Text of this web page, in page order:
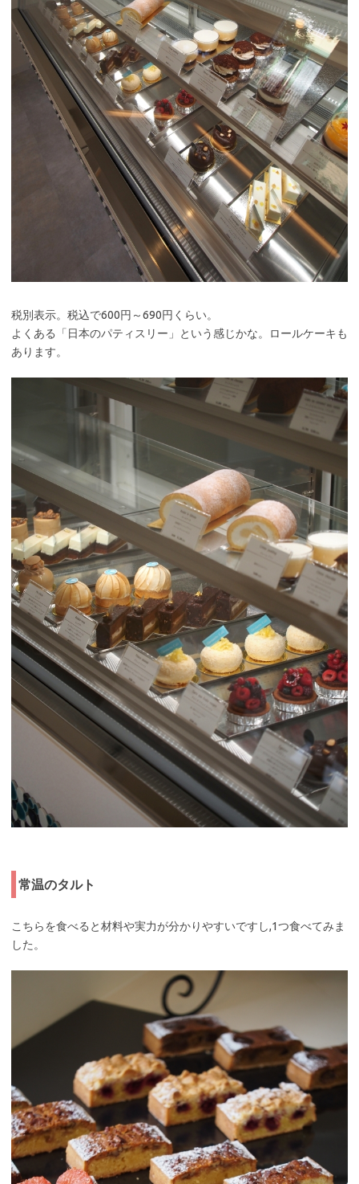
税別表示。税込で600円～690円くらい。
よくある「日本のパティスリー」という感じかな。ロールケーキも
あります。
常温のタルト
こちらを食べると材料や実力が分かりやすいですし,1つ食べてみま
した。